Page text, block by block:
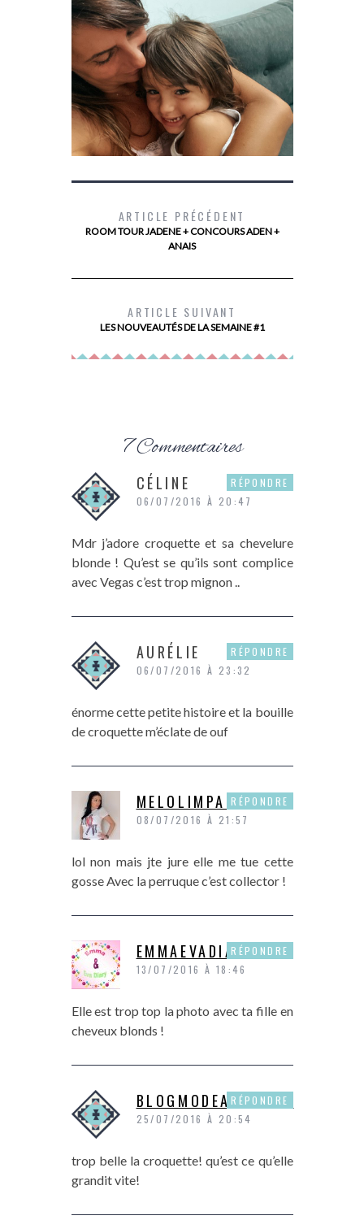
ARTICLE PRÉCÉDENT
ROOM TOUR JADENE + CONCOURS ADEN +
ANAIS
ARTICLE SUIVANT
LES NOUVEAUTÉS DE LA SEMAINE #1
7 Commentaires
CÉLINE
06/07/2016 À 20:47
Mdr j’adore croquette et sa chevelure
blonde ! Qu’est se qu’ils sont complice
avec Vegas c’est trop mignon ..
RÉPONDRE
AURÉLIE
06/07/2016 À 23:32
énorme cette petite histoire et la bouille
de croquette m’éclate de ouf
RÉPONDRE
MELOLIMPARFAITE
08/07/2016 À 21:57
lol non mais jte jure elle me tue cette
gosse Avec la perruque c’est collector !
RÉPONDRE
EMMAEVADIARY
13/07/2016 À 18:46
Elle est trop top la photo avec ta fille en
cheveux blonds !
RÉPONDRE
BLOGMODEANDSHOP
25/07/2016 À 20:54
trop belle la croquette! qu’est ce qu’elle
grandit vite!
RÉPONDRE